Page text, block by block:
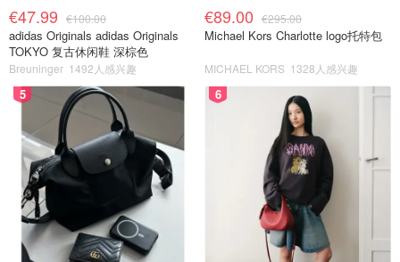
€47.99 €100.00
adidas Originals adidas Originals
TOKYO 复古休闲鞋 深棕色
Breuninger 1492人感兴趣
€89.00 €295.00
Michael Kors Charlotte logo托特包
MICHAEL KORS 1328人感兴趣
5 6